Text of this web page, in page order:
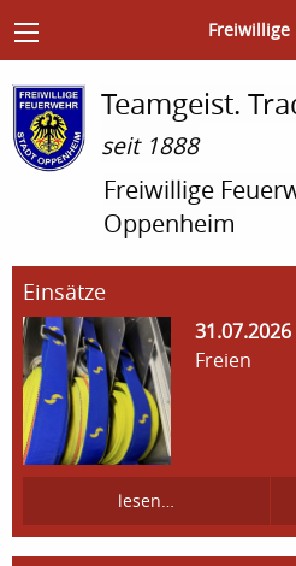
Freiwillige
Teamgeist.
seit 1888
Freiwillige
Oppenheim
Einsätze
31.07.2026
Freien
lesen…